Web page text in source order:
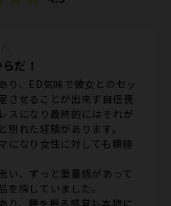
だ！
り、ED気味で彼女とのセッ
させることが出来ず自信喪
スになり最終的にはそれが
れた経験があります。
になり女性に対しても積極
い、ずっと重量感があって
を探していました。